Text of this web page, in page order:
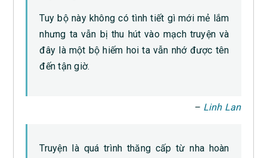
Tuy bộ này không có tình tiết gì mới mẻ lắm
nhưng ta vẫn bị thu hút vào mạch truyện và
đây là một bộ hiếm hoi ta vẫn nhớ được tên
đến tận giờ.
– Linh Lan
Truyện là quá trình thăng cấp từ nha hoàn